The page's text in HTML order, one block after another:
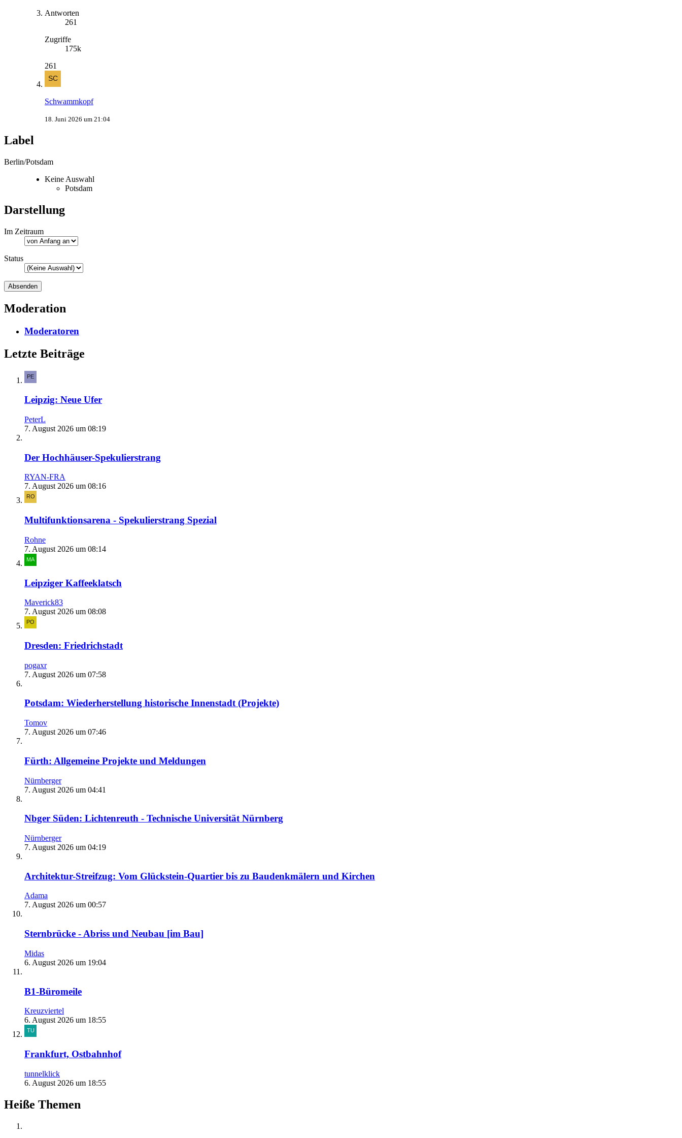
Antworten
261
Zugriffe
175k
261
Schwammkopf
18. Juni 2026 um 21:04
Label
Berlin/Potsdam
Keine Auswahl
Potsdam
Darstellung
Im Zeitraum
Status
Moderation
Moderatoren
Letzte Beiträge
Leipzig: Neue Ufer
PeterL
7. August 2026 um 08:19
Der Hochhäuser-Spekulierstrang
RYAN-FRA
7. August 2026 um 08:16
Multifunktionsarena - Spekulierstrang Spezial
Rohne
7. August 2026 um 08:14
Leipziger Kaffeeklatsch
Maverick83
7. August 2026 um 08:08
Dresden: Friedrichstadt
pogaxr
7. August 2026 um 07:58
Potsdam: Wiederherstellung historische Innenstadt (Projekte)
Tomov
7. August 2026 um 07:46
Fürth: Allgemeine Projekte und Meldungen
Nürnberger
7. August 2026 um 04:41
Nbger Süden: Lichtenreuth - Technische Universität Nürnberg
Nürnberger
7. August 2026 um 04:19
Architektur-Streifzug: Vom Glückstein-Quartier bis zu Baudenkmälern und Kirchen
Adama
7. August 2026 um 00:57
Sternbrücke - Abriss und Neubau [im Bau]
Midas
6. August 2026 um 19:04
B1-Büromeile
Kreuzviertel
6. August 2026 um 18:55
Frankfurt, Ostbahnhof
tunnelklick
6. August 2026 um 18:55
Heiße Themen